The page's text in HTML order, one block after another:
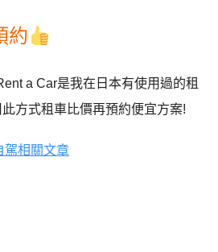
約
a Car是我在日本有使用過的租
方式租車比價再預約便宜方案!
駕相關文章